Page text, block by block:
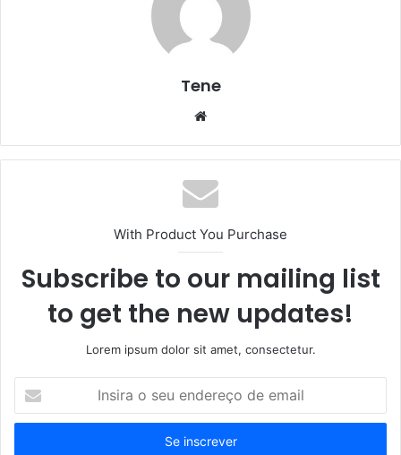
Tene
Website
With Product You Purchase
Subscribe to our mailing list
to get the new updates!
Lorem ipsum dolor sit amet, consectetur.
seu